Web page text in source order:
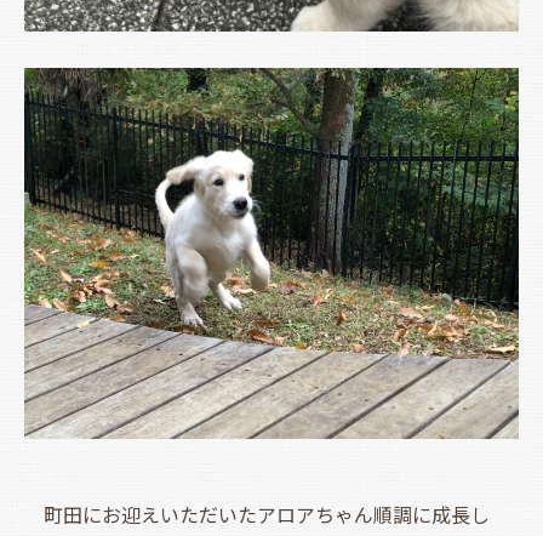
町田にお迎えいただいたアロアちゃん順調に成長し